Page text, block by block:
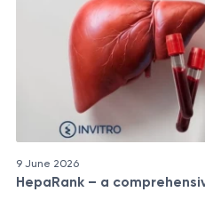
9 June 2026
HepaRank – a